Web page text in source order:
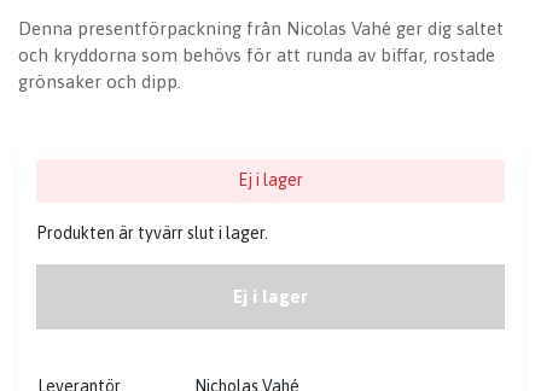
Denna presentförpackning från Nicolas Vahé ger dig saltet
och kryddorna som behövs för att runda av biffar, rostade
grönsaker och dipp.
Ej i lager
Produkten är tyvärr slut i lager.
Ej i lager
Leverantör Nicholas Vahé